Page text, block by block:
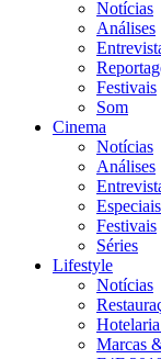
Notícias
Análises
Festivais
Som
Cinema
Notícias
Análises
Especiais
Festivais
Séries
Lifestyle
Notícias
Marcas